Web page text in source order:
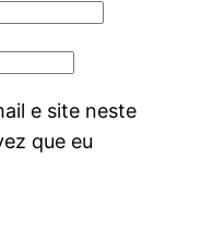
e site neste
que eu